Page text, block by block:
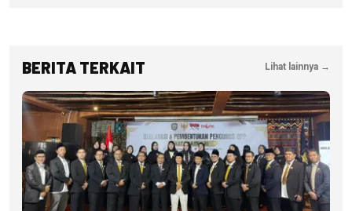
BERITA TERKAIT Lihat lainnya →